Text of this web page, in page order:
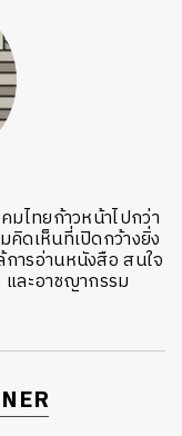
มไทยก้าวหน้าไปกว่า
ดเห็นที่เปิดกว้างยิ่ง
ารอ่านหนังสือ สนใจ
และอาชญากรรม